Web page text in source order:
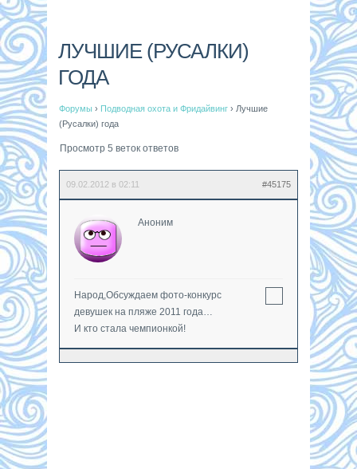
ЛУЧШИЕ (РУСАЛКИ)
ГОДА
Форумы › Подводная охота и Фридайвинг › Лучшие
(Русалки) года
Просмотр 5 веток ответов
09.02.2012 в 02:11 #45175
Аноним
Народ,Обсуждаем фото-конкурс
девушек на пляже 2011 года…
И кто стала чемпионкой!